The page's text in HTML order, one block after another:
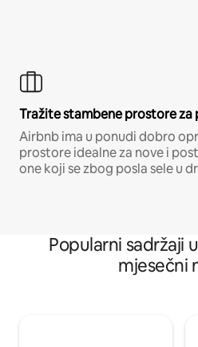
Tražite stambene prostore za
Airbnb ima u ponudi dobro
prostore idealne za nove i
one koji se zbog posla sele u
Popularni sadržaji
mjesečni